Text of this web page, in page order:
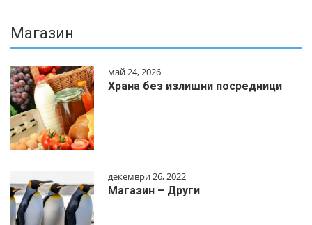
Магазин
май 24, 2026
Храна без излишни посредници
декември 26, 2022
Магазин – Други